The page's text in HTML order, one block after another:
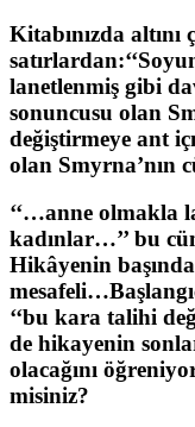
Kitabınızda
lanetlenmiş gibi
sonuncusu olan
değiştirmeye ant
olan Smyrna’nın
‘‘…anne olmakla
kadınlar…’’ bu
Hikâyenin
‘‘bu kara talihi
de hikayenin
olacağını
misiniz?